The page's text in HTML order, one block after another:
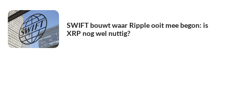
SWIFT bouwt waar Ripple ooit mee begon: is
XRP nog wel nuttig?